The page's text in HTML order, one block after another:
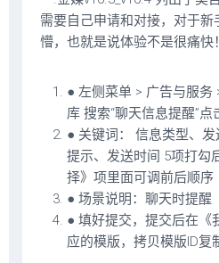
需要自己申请和对接，对于
懵，也就是说体验不是很痛快！
● 左侧菜单 > 广告与服务
库 搜索“聊天信息提醒”点
● 关键词： 信息类型、
提示、发送时间 5项打勾
择》项里面可调前后顺序
● 场景说明：聊天时提醒
● 填好提交，提交后在《
应的模版，拷贝模版ID复